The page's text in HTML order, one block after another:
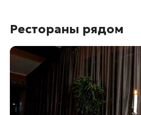
Рестораны рядом